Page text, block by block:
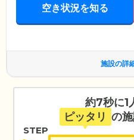
また、当ホームの周辺はスーパ
空き状況を知る
施設の詳
約7秒に1
ピッタリ の
STEP